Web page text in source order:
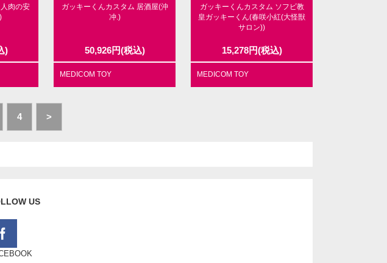
肉の安
)
ガッキーくんカスタム 居酒屋(沖
冲.)
50,926円(税込)
MEDICOM TOY
ガッキーくんカスタム ソフビ教
皇ガッキーくん(春咲小紅(大怪獣
サロン))
15,278円(税込)
MEDICOM TOY
4 >
US